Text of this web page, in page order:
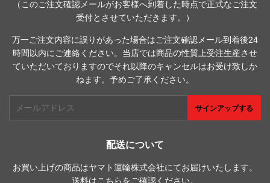
（このご注文確認メールがお客様へ到着した時点で正式なご注文
受付とさせていただきます。）
万一ご注文内容に誤りがあった場合はご注文確認メール到着後24
時間以内にご連絡ください。当店では商品の性質上受注生産させ
ていただいておりますのでそれ以降のキャンセルはお受け致しか
ねます。予めご了承ください。
レ
サインアップする
配送について
お買い上げの商品はヤマト運輸株式会社にてお届けいたします。
送料はこちらをご確認ください。